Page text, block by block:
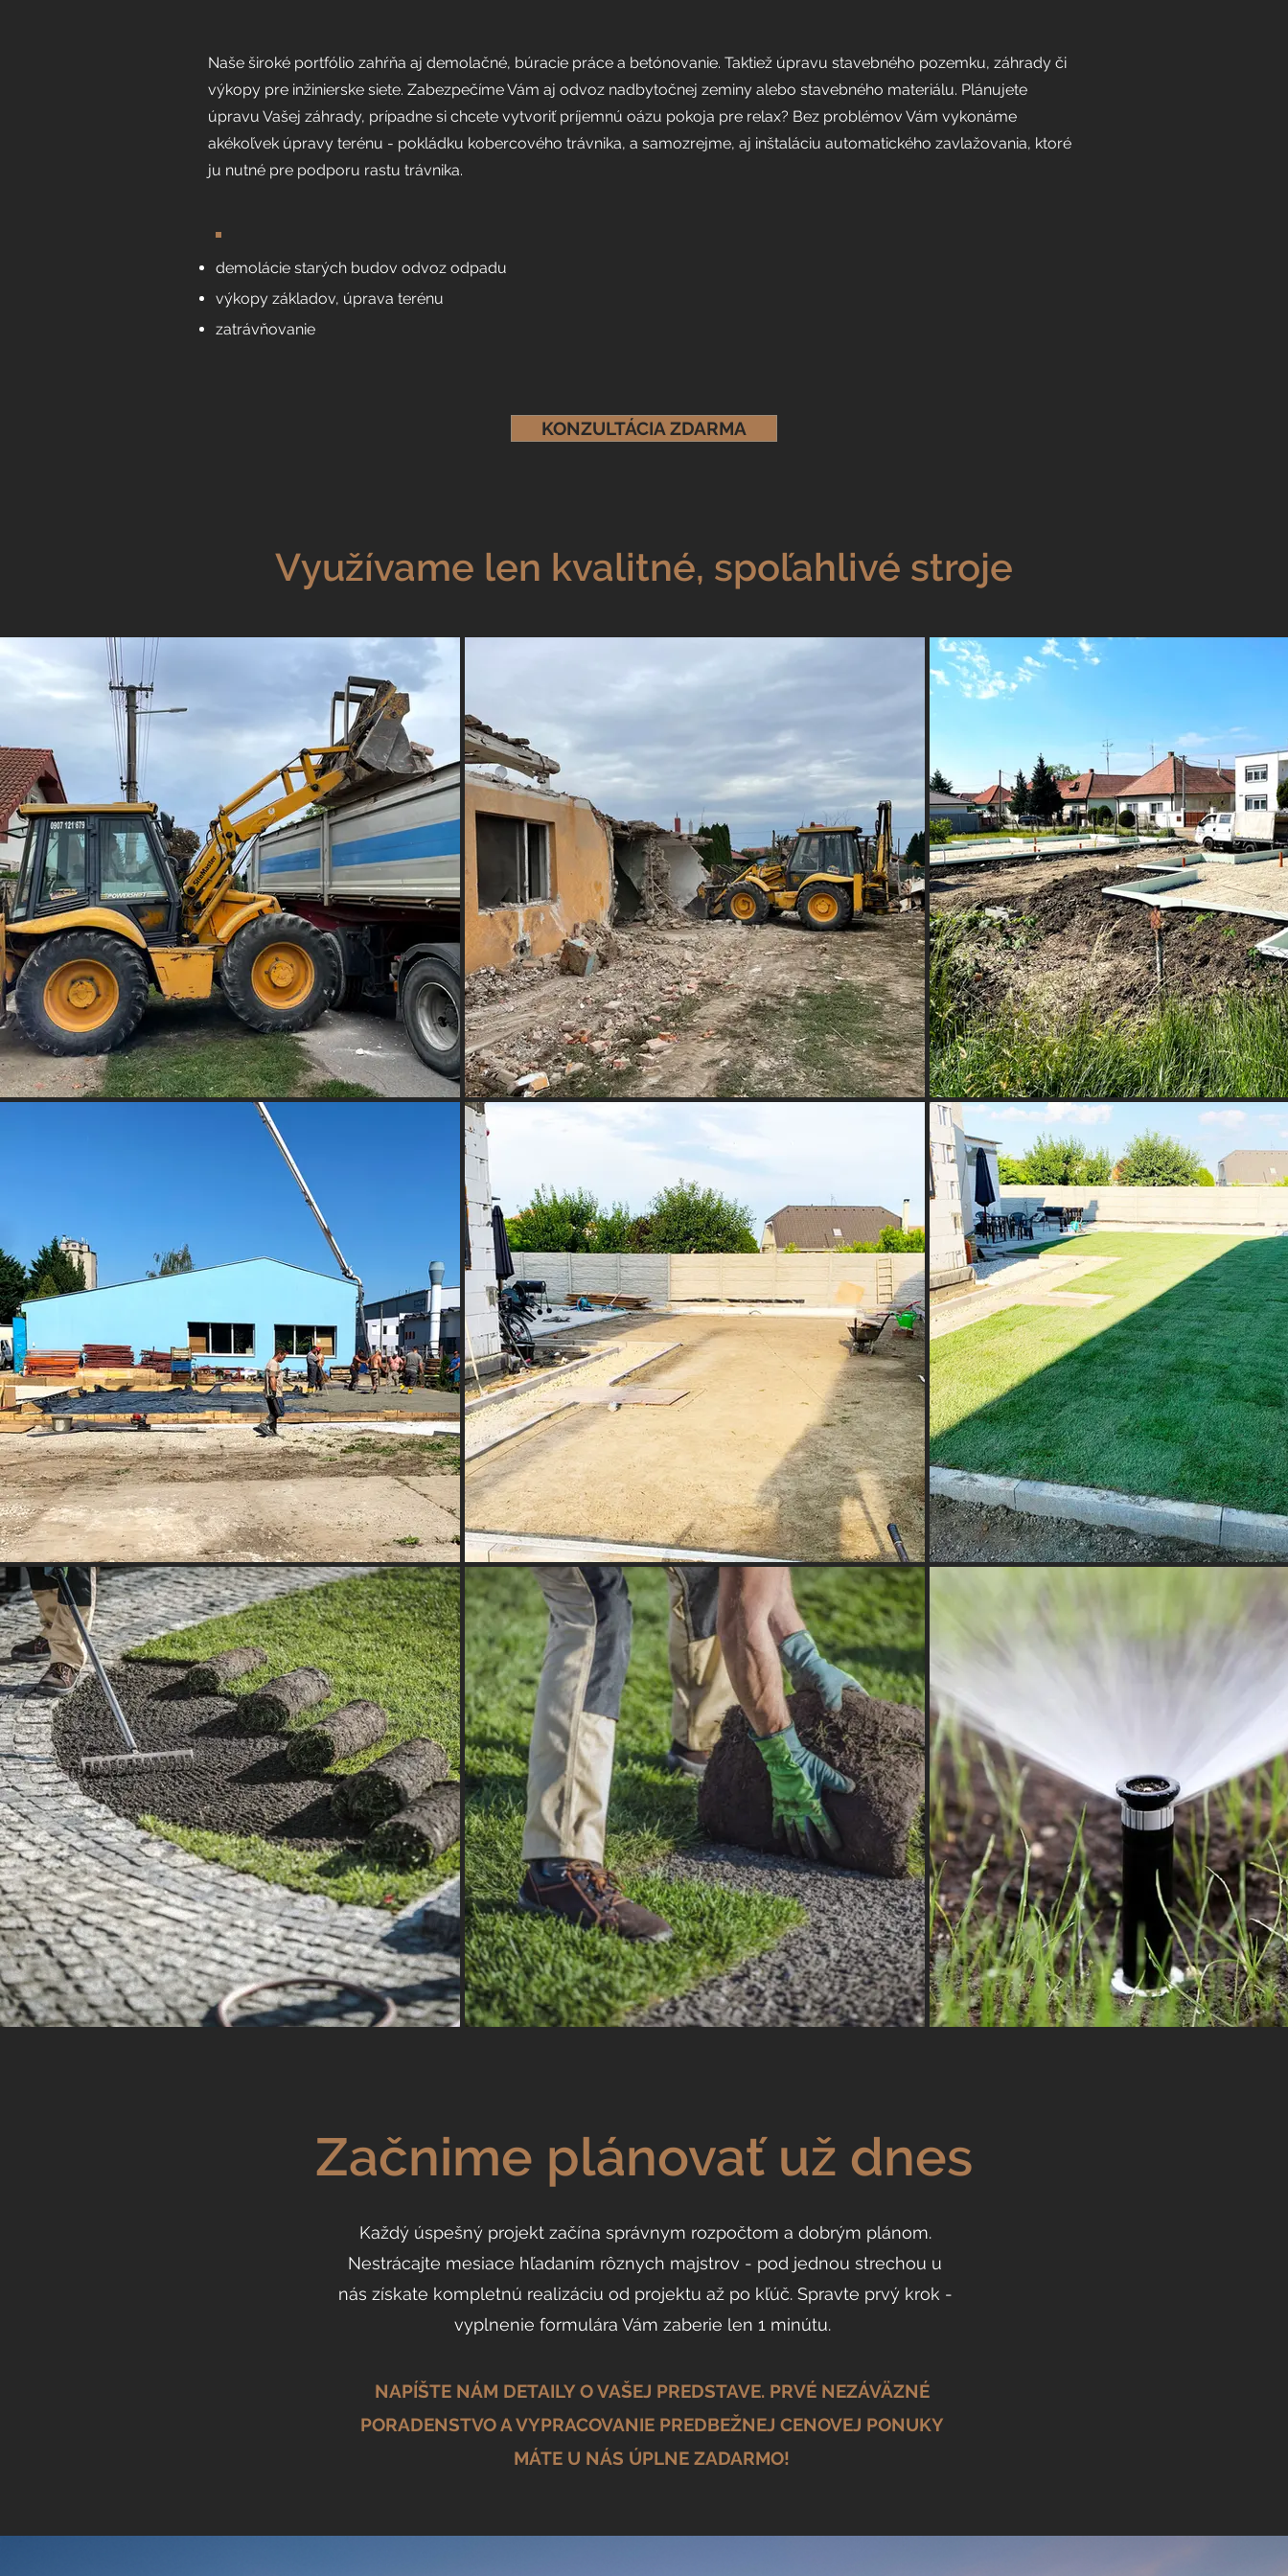
Naše široké portfólio zahŕňa aj demolačné, búracie práce a betónovanie. Taktiež úpravu stavebného pozemku, záhrady či
výkopy pre inžinierske siete. Zabezpečíme Vám aj odvoz nadbytočnej zeminy alebo stavebného materiálu. Plánujete
úpravu Vašej záhrady, prípadne si chcete vytvoriť príjemnú oázu pokoja pre relax? Bez problémov Vám vykonáme
akékoľvek úpravy terénu - pokládku kobercového trávnika, a samozrejme, aj inštaláciu automatického zavlažovania, ktoré
ju nutné pre podporu rastu trávnika.
demolácie starých budov odvoz odpadu
výkopy základov, úprava terénu
zatrávňovanie
KONZULTÁCIA ZDARMA
Využívame len kvalitné, spoľahlivé stroje
Začnime plánovať už dnes
Každý úspešný projekt začína správnym rozpočtom a dobrým plánom.
Nestrácajte mesiace hľadaním rôznych majstrov - pod jednou strechou u
nás získate kompletnú realizáciu od projektu až po kľúč. Spravte prvý krok -
vyplnenie formulára Vám zaberie len 1 minútu.
NAPÍŠTE NÁM DETAILY O VAŠEJ PREDSTAVE. PRVÉ NEZÁVÄZNÉ
PORADENSTVO A VYPRACOVANIE PREDBEŽNEJ CENOVEJ PONUKY
MÁTE U NÁS ÚPLNE ZADARMO!